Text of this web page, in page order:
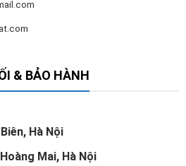
& BẢO HÀNH
Hà Nội
Mai, Hà Nội